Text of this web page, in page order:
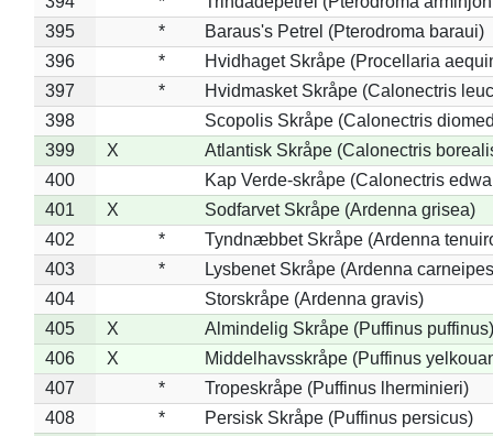
395
*
Baraus's Petrel (Pterodroma baraui)
396
*
Hvidhaget Skråpe (Procellaria
397
*
Hvidmasket Skråpe (Calonectris
398
Scopolis Skråpe (Calonectris
399
X
Atlantisk Skråpe (Calonectris
400
Kap Verde-skråpe (Calonectris
401
X
Sodfarvet Skråpe (Ardenna grisea)
402
*
Tyndnæbbet Skråpe (Ardenna
403
*
Lysbenet Skråpe (Ardenna
404
Storskråpe (Ardenna gravis)
405
X
Almindelig Skråpe (Puffinus puffinus)
406
X
Middelhavsskråpe (Puffinus
407
*
Tropeskråpe (Puffinus lherminieri)
408
*
Persisk Skråpe (Puffinus persicus)